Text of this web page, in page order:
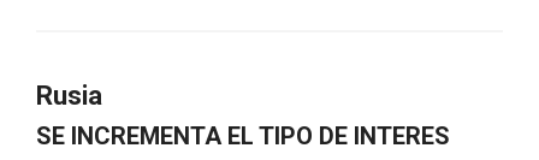
Rusia
SE INCREMENTA EL TIPO DE INTERES